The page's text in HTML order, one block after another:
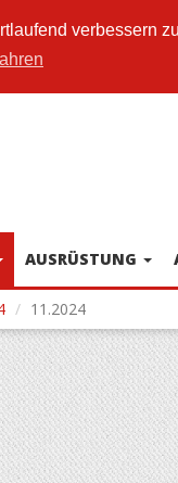
verbessern
AUSRÜSTUNG
11.2024